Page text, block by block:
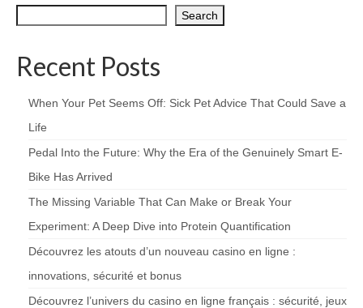
Search
Recent Posts
When Your Pet Seems Off: Sick Pet Advice That Could Save a
Life
Pedal Into the Future: Why the Era of the Genuinely Smart E-
Bike Has Arrived
The Missing Variable That Can Make or Break Your
Experiment: A Deep Dive into Protein Quantification
Découvrez les atouts d’un nouveau casino en ligne :
innovations, sécurité et bonus
Découvrez l’univers du casino en ligne français : sécurité, jeux